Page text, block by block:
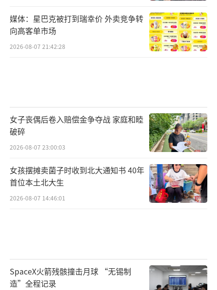
媒体：星巴克被打到瑞幸价 外卖竞争转
向高客单市场
2026-08-07 21:42:28
女子丧偶后卷入赔偿金争夺战 家庭和睦
破碎
2026-08-07 23:00:03
女孩摆摊卖菌子时收到北大通知书 40年
首位本土北大生
2026-08-07 14:46:01
SpaceX火箭残骸撞击月球 “无锡制
造”全程记录